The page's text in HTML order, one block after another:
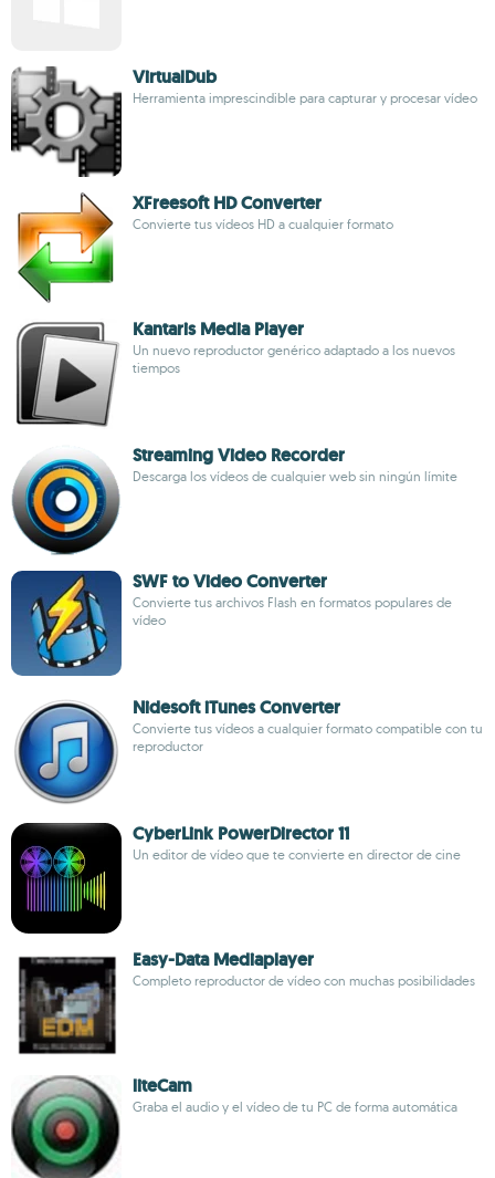
VirtualDub
Herramienta imprescindible para capturar y procesar vídeo
XFreesoft HD Converter
Convierte tus vídeos HD a cualquier formato
Kantaris Media Player
Un nuevo reproductor genérico adaptado a los nuevos
tiempos
Streaming Video Recorder
Descarga los vídeos de cualquier web sin ningún límite
SWF to Video Converter
Convierte tus archivos Flash en formatos populares de
vídeo
Nidesoft iTunes Converter
Convierte tus vídeos a cualquier formato compatible con tu
reproductor
CyberLink PowerDirector 11
Un editor de vídeo que te convierte en director de cine
Easy-Data Mediaplayer
Completo reproductor de vídeo con muchas posibilidades
liteCam
Graba el audio y el vídeo de tu PC de forma automática